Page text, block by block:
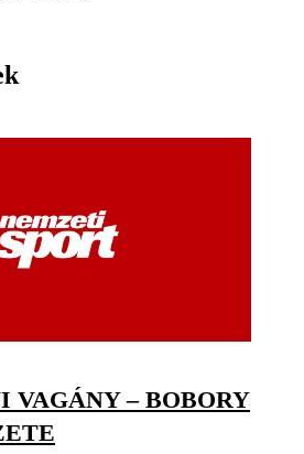
VAGÁNY – BOBORY